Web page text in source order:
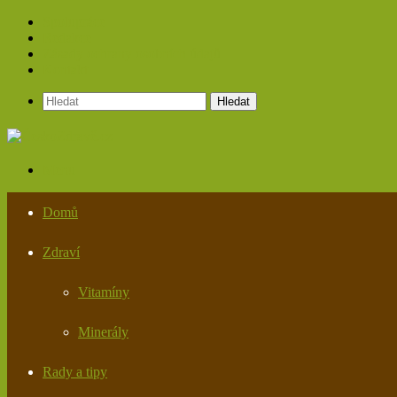
Hledat
Domů
Zdraví
Vitamíny
Minerály
Rady a tipy